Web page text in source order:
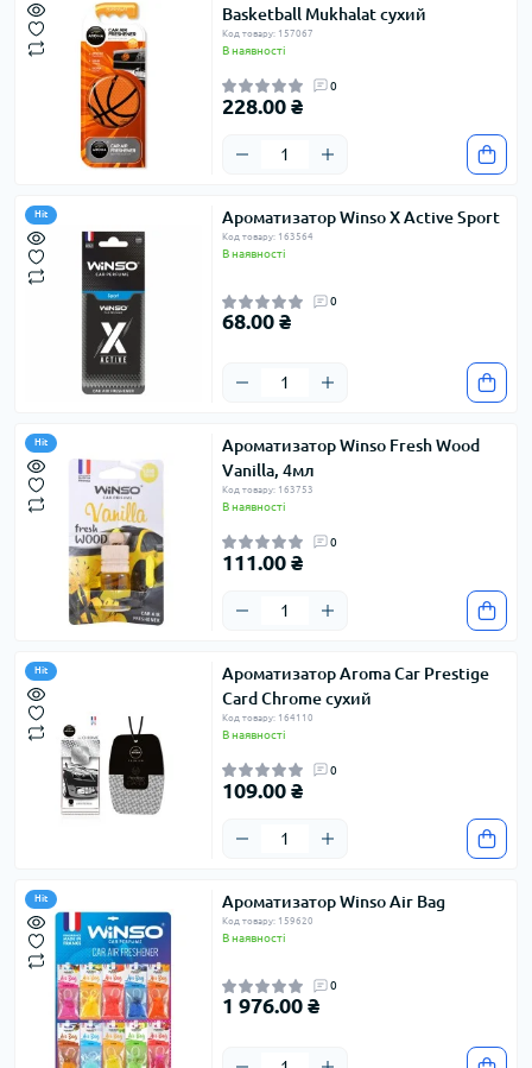
Basketball Mukhalat сухий
Код товару: 157067
В наявності
0
228.00 ₴
Hit Ароматизатор Winso X Active Sport
Код товару: 163564
В наявності
0
68.00 ₴
Hit
Ароматизатор Winso Fresh Wood
Vanilla, 4мл
Код товару: 163753
В наявності
0
111.00 ₴
Hit
Ароматизатор Aroma Car Prestige
Card Chrome сухий
Код товару: 164110
В наявності
0
109.00 ₴
Hit Ароматизатор Winso Air Bag
Код товару: 159620
В наявності
0
1 976.00 ₴